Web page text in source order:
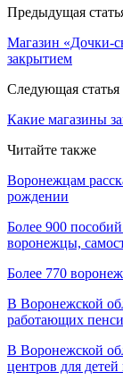
Предыдущая
Магазин «Дочки-
закрытием
Следующая статья
Какие магазины
Читайте также
Воронежцам
рождении
Более 900
воронежцы,
Более 770
В Воронежской
работающих
В Воронежской
центров для